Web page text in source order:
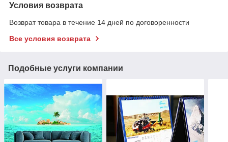
Условия возврата
Возврат товара в течение 14 дней по договоренности
Все условия возврата
Подобные услуги компании